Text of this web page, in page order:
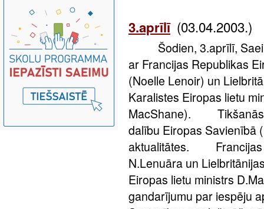
3.aprīlī (03.04.2003.)
Šodien, 3.aprīlī,
ar Francijas Republikas
(Noelle Lenoir) un
Karalistes Eiropas lietu
MacShane). Tikšanās
dalību Eiropas Savienībā
aktualitātes. Francijas
N.Lenuāra un
Eiropas lietu ministrs
gandarījumu par iespēju